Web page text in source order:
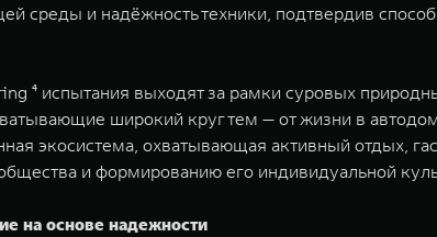
среды и надёжность техники, подтвердив
⁴ испытания выходят за рамки суровых
широкий круг тем — от жизни в
экосистема, охватывающая активный отдых,
и формированию его индивидуальной
на основе надежности